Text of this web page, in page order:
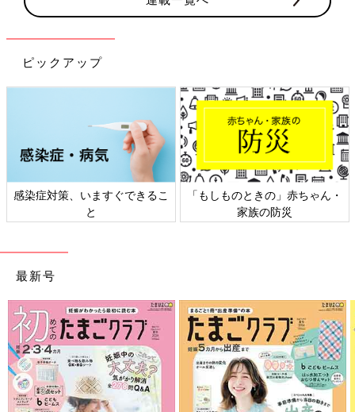
ピックアップ
感染症対策、いますぐできるこ
と
「もしものときの」赤ちゃん・
家族の防災
最新号